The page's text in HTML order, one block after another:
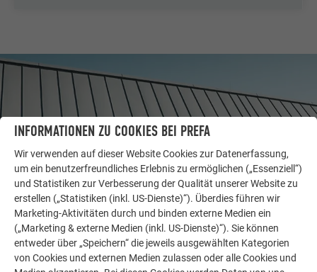
LASSEN SIE SICH INSPIRIEREN
WEITERE OBJEKTE
INFORMATIONEN ZU COOKIES BEI PREFA
Wir verwenden auf dieser Website Cookies zur Datenerfassung,
um ein benutzerfreundliches Erlebnis zu ermöglichen („Essenziell“)
und Statistiken zur Verbesserung der Qualität unserer Website zu
erstellen („Statistiken (inkl. US-Dienste)“). Überdies führen wir
Marketing-Aktivitäten durch und binden externe Medien ein
(„Marketing & externe Medien (inkl. US-Dienste)“). Sie können
entweder über „Speichern“ die jeweils ausgewählten Kategorien
von Cookies und externen Medien zulassen oder alle Cookies und